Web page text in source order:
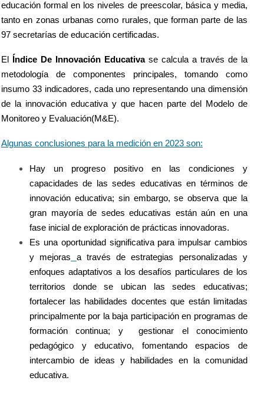
educación formal en los niveles de preescolar, básica y media,
tanto en zonas urbanas como rurales, que forman parte de las
97 secretarías de educación certificadas.
El Índice De Innovación Educativa se calcula a través de la
metodología de componentes principales, tomando como
insumo 33 indicadores, cada uno representando una dimensión
de la innovación educativa y que hacen parte del Modelo de
Monitoreo y Evaluación(M&E).
Algunas conclusiones para la medición en 2023 son:
Hay un progreso positivo en las condiciones y
capacidades de las sedes educativas en términos de
innovación educativa; sin embargo, se observa que la
gran mayoría de sedes educativas están aún en una
fase inicial de exploración de prácticas innovadoras.
Es una oportunidad significativa para impulsar cambios
y mejoras
a través de estrategias personalizadas y
enfoques adaptativos a los desafíos particulares de los
territorios donde se ubican las sedes educativas;
fortalecer las habilidades docentes que están limitadas
principalmente por la baja participación en programas de
formación continua; y
gestionar el conocimiento
pedagógico y educativo, fomentando espacios de
intercambio de ideas y habilidades en la comunidad
educativa.